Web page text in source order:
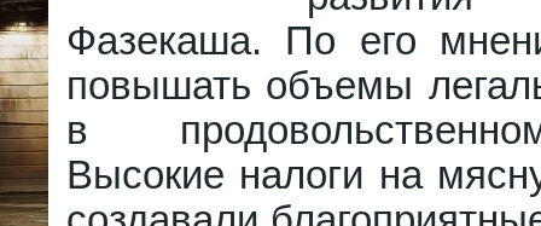
Фазекаша. По его
повышать объемы
в
Высокие налоги на